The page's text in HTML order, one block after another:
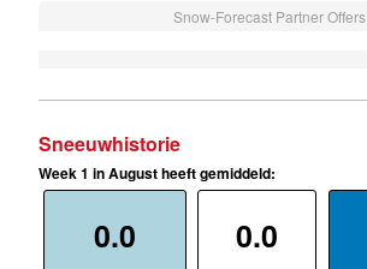
Snow-Forecast Partner Offers
Sneeuwhistorie
Week 1 in August heeft gemiddeld:
0.0 0.0